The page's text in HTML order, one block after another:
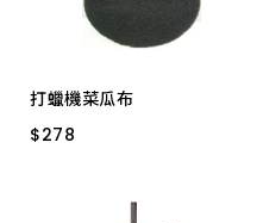
打蠟機菜瓜布
$278
$278